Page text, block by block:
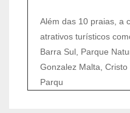
Além das 10 praias, a
atrativos turísticos
Barra Sul, Parque
Gonzalez Malta,
Parqu